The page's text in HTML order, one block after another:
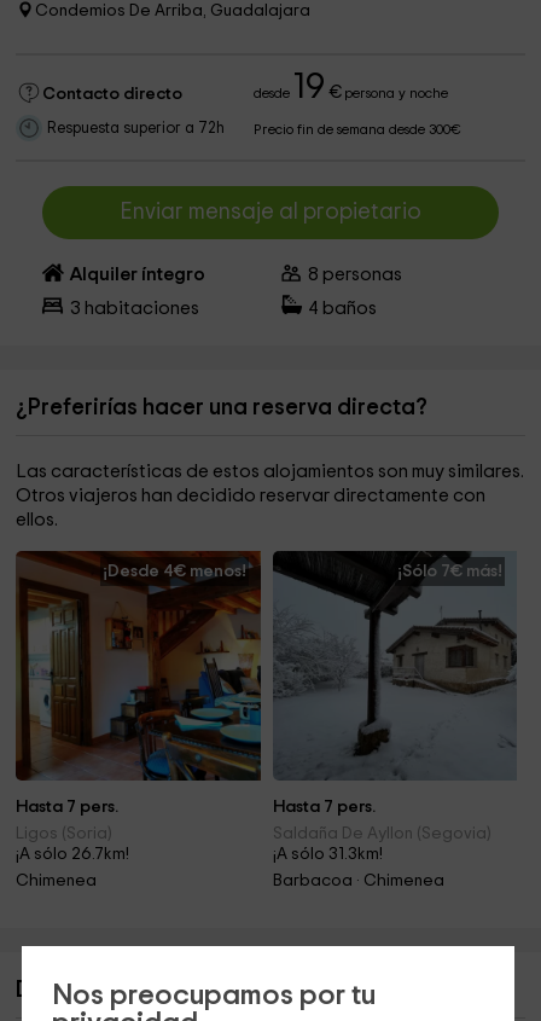
Nos preocupamos por tu
Condemios De Arriba, Guadalajara
Contacto directo desde 19 €persona y noche
Respuesta superior a 72h Precio fin de semana desde 300€
Enviar mensaje al propietario
Alquiler íntegro 8 personas
3 habitaciones 4 baños
¿Preferirías hacer una reserva directa?
Las características de estos alojamientos son muy similares.
Otros viajeros han decidido reservar directamente con
ellos.
¡Desde 4€ menos!
Hasta 7 pers.
Ligos (Soria)
¡A sólo 26.7km!
Chimenea
¡Sólo 7€ más!
Hasta 7 pers.
Saldaña De Ayllon (Segovia)
¡A sólo 31.3km!
Barbacoa · Chimenea
Descripción de Casa Damián